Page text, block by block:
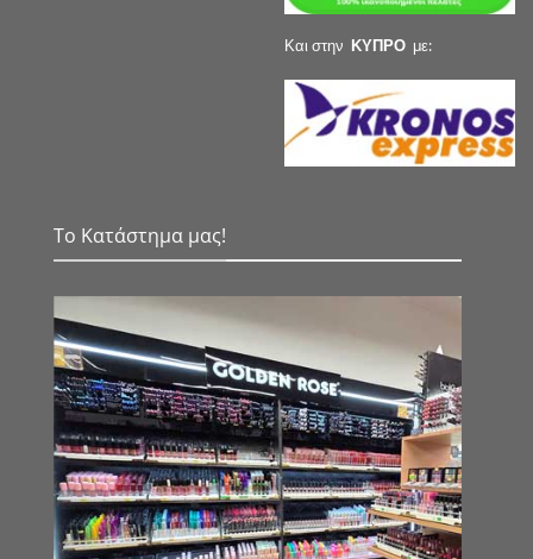
Και στην ΚΥΠΡΟ με:
Το Κατάστημα μας!